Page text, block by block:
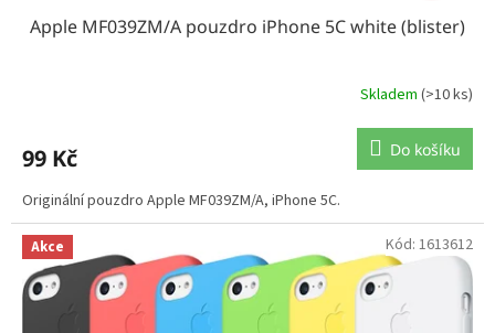
Apple MF039ZM/A pouzdro iPhone 5C white (blister)
Skladem (>10 ks)
99 Kč Do košíku
Originální pouzdro Apple MF039ZM/A, iPhone 5C.
Akce Kód: 1613612